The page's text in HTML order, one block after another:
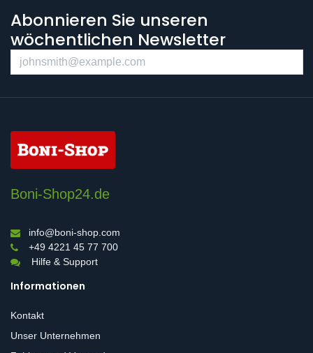
Abonnieren Sie unseren
wöchentlichen Newsletter
Boni-Shop24.de
info@boni-shop.com
+49 4221 45 77 700
Hilfe & Support
Informationen
Kontakt
Unser Unternehmen